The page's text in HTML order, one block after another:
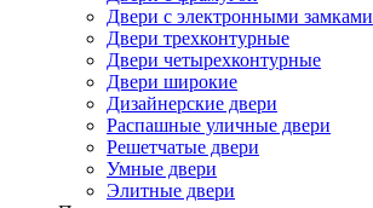
Двери с электронными замками
Двери трехконтурные
Двери четырехконтурные
Двери широкие
Дизайнерские двери
Распашные уличные двери
Решетчатые двери
Умные двери
Элитные двери